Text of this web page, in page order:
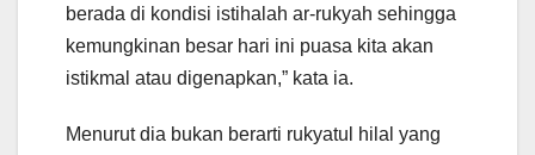
berada di kondisi istihalah ar-rukyah sehingga
kemungkinan besar hari ini puasa kita akan
istikmal atau digenapkan,” kata ia.
Menurut dia bukan berarti rukyatul hilal yang